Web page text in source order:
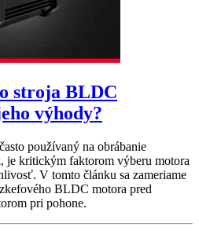
stroja BLDC
výhody?
používaný na obrábanie
je kritickým faktorom výberu motora
V tomto článku sa zameriame
BLDC motora pred
pri pohone.